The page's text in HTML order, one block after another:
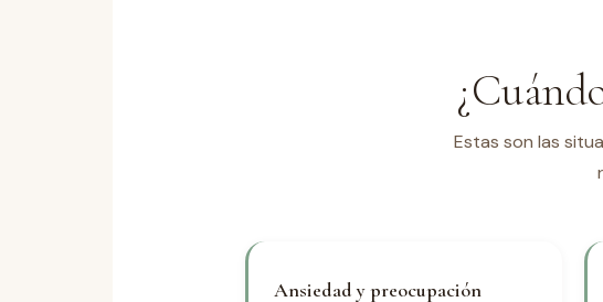
Estas son las
Ansiedad y preocupación